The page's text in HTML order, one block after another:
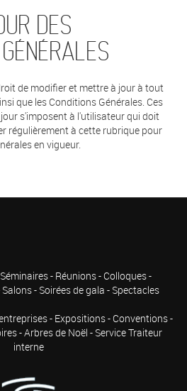
DES
de modifier et mettre à jour à tout
que les Conditions Générales. Ces
s'imposent à l'utilisateur qui doit
régulièrement à cette rubrique pour
en vigueur.
- Réunions - Colloques -
- Soirées de gala - Spectacles
- Expositions - Conventions -
- Arbres de Noël - Service Traiteur
interne